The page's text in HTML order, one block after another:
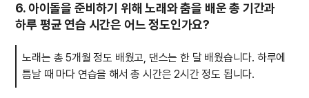
6. 아이돌을 준비하기 위해 노래와 춤을 배운 총 기간과
하루 평균 연습 시간은 어느 정도인가요?
노래는 총 5개월 정도 배웠고, 댄스는 한 달 배웠습니다. 하루에
틈날 때 마다 연습을 해서 총 시간은 2시간 정도 됩니다.